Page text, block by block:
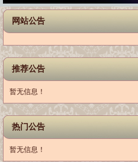
网站公告
推荐公告
暂无信息！
热门公告
暂无信息！